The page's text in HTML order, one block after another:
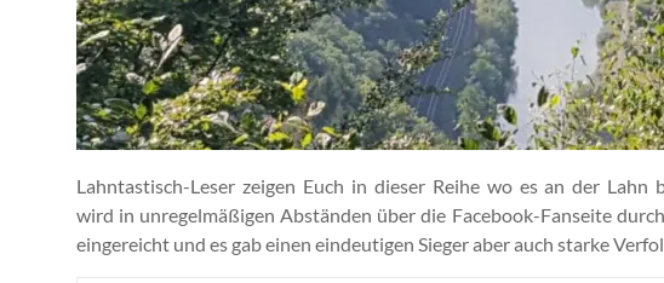
Lahntastisch-Leser zeigen Euch in dieser Reihe wo es an der
wird in unregelmäßigen Abständen über die Facebook-Fanseite
eingereicht und es gab einen eindeutigen Sieger aber auch starke